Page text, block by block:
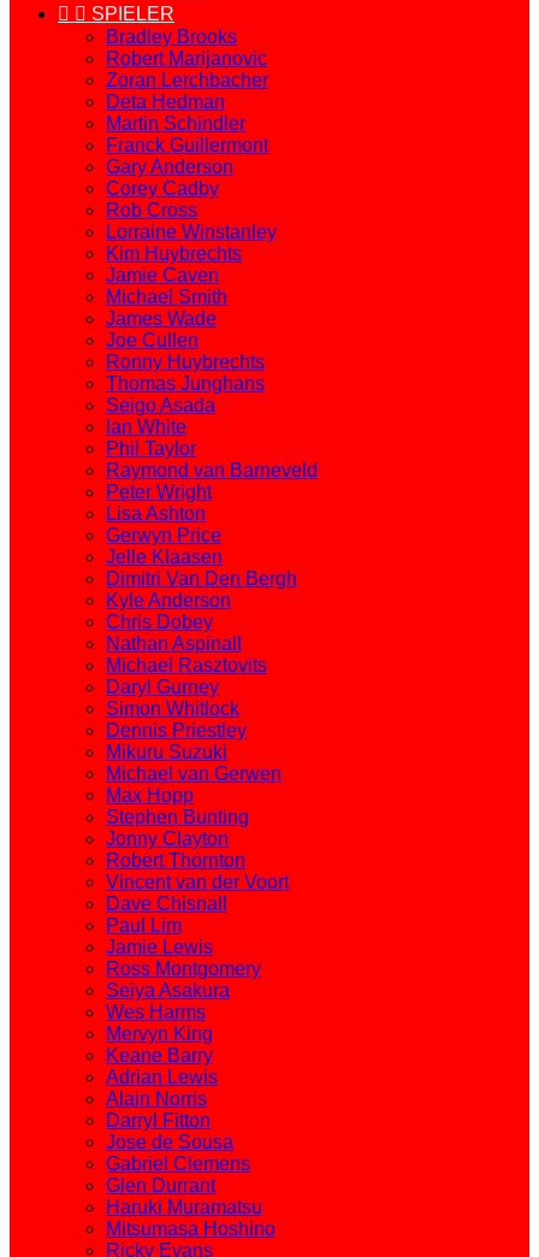
  SPIELER
Bradley Brooks
Robert Marijanovic
Zoran Lerchbacher
Deta Hedman
Martin Schindler
Franck Guillermont
Gary Anderson
Corey Cadby
Rob Cross
Lorraine Winstanley
Kim Huybrechts
Jamie Caven
Michael Smith
James Wade
Joe Cullen
Ronny Huybrechts
Thomas Junghans
Seigo Asada
Ian White
Phil Taylor
Raymond van Barneveld
Peter Wright
Lisa Ashton
Gerwyn Price
Jelle Klaasen
Dimitri Van Den Bergh
Kyle Anderson
Chris Dobey
Nathan Aspinall
Michael Rasztovits
Daryl Gurney
Simon Whitlock
Dennis Priestley
Mikuru Suzuki
Michael van Gerwen
Max Hopp
Stephen Bunting
Jonny Clayton
Robert Thornton
Vincent van der Voort
Dave Chisnall
Paul Lim
Jamie Lewis
Ross Montgomery
Seiya Asakura
Wes Harms
Mervyn King
Keane Barry
Adrian Lewis
Alain Norris
Darryl Fitton
Jose de Sousa
Gabriel Clemens
Glen Durrant
Haruki Muramatsu
Mitsumasa Hoshino
Ricky Evans